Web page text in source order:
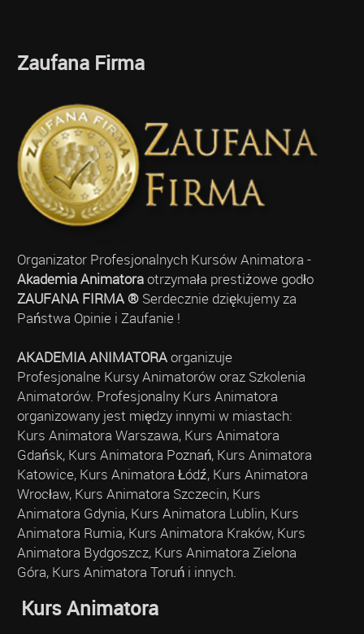
Zaufana Firma
Organizator Profesjonalnych Kursów Animatora -
Akademia Animatoraotrzymała prestiżowe godło
ZAUFANA FIRMA ®Serdecznie dziękujemy za
Państwa Opinie i Zaufanie !
AKADEMIA ANIMATORAorganizuje
Profesjonalne Kursy Animatorów oraz Szkolenia
Animatorów. Profesjonalny Kurs Animatora
organizowany jest między innymi w miastach:
Kurs Animatora Warszawa, Kurs Animatora
Gdańsk, Kurs Animatora Poznań, Kurs Animatora
Katowice, Kurs Animatora Łódź, Kurs Animatora
Wrocław, Kurs Animatora Szczecin, Kurs
Animatora Gdynia, Kurs Animatora Lublin, Kurs
Animatora Rumia, Kurs Animatora Kraków, Kurs
Animatora Bydgoszcz, Kurs Animatora Zielona
Góra, Kurs Animatora Toruń i innych.
Kurs Animatora